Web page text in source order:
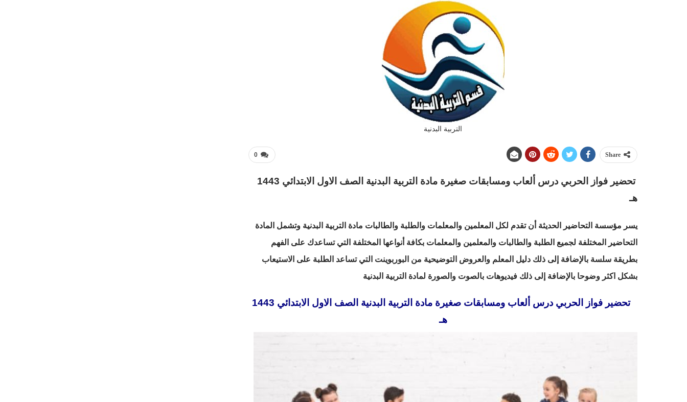
التربية البدنية
0 Share
تحضير فواز الحربي درس ألعاب ومسابقات صغيرة مادة التربية البدنية الصف الاول الابتدائي 1443
هـ
يسر مؤسسة التحاضير الحديثة أن تقدم لكل المعلمين والمعلمات والطلبة والطالبات مادة التربية البدنية وتشمل المادة
التحاضير المختلفة لجميع الطلبة والطالبات والمعلمين والمعلمات بكافة أنواعها المختلفة التي تساعدك على الفهم
بطريقة سلسة بالإضافة إلى ذلك دليل المعلم والعروض التوضيحية من البوربوينت التي تساعد الطلبة على الاستيعاب
بشكل اكثر وضوحا بالإضافة إلى ذلك فيديوهات بالصوت والصورة لمادة التربية البدنية
تحضير فواز الحربي درس ألعاب ومسابقات صغيرة مادة التربية البدنية الصف الاول الابتدائي 1443
هـ